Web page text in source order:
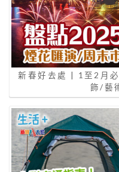
新春好去處 | 1至2月
飾/藝